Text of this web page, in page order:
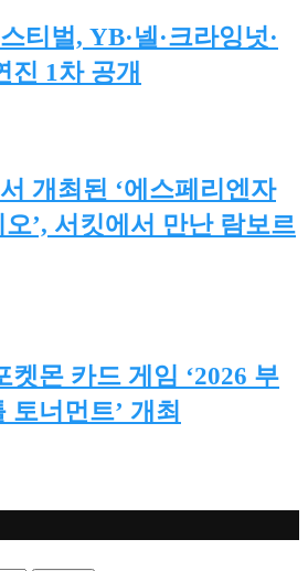
티벌, YB·넬·크라잉넛·
진 1차 공개
개최된 ‘에스페리엔자
’, 서킷에서 만난 람보르
켓몬 카드 게임 ‘2026 부
너먼트’ 개최